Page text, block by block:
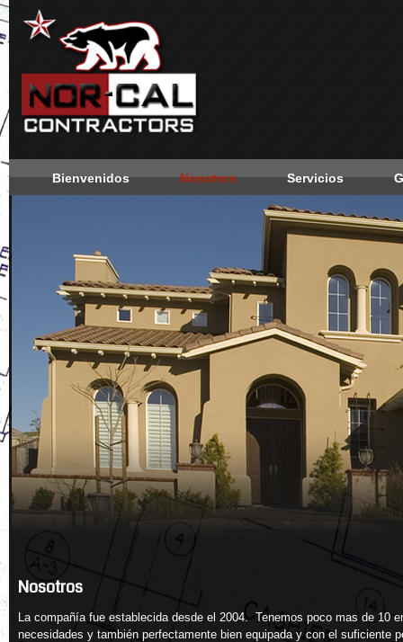
La compañía fue establecida desde el 2004. Tenemos poco mas de 10
necesidades y también perfectamente bien equipada y con el suficiente